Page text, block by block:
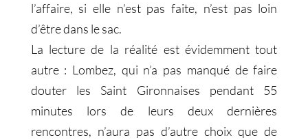
l’affaire, si elle n’est pas faite, n’est pas loin
d’être dans le sac.
La lecture de la réalité est évidemment tout
autre : Lombez, qui n’a pas manqué de faire
douter les Saint Gironnaises pendant 55
minutes lors de leurs deux dernières
rencontres, n’aura pas d’autre choix que de